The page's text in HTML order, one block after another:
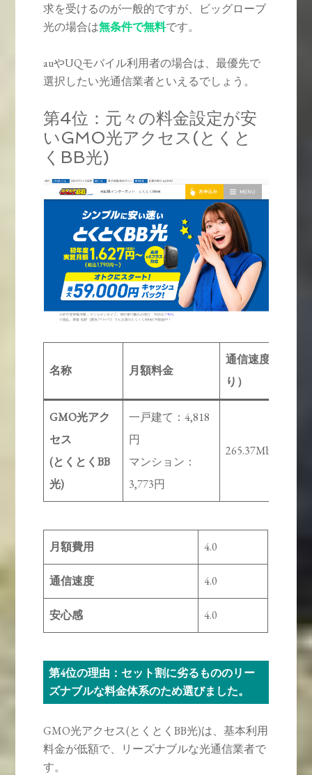
求を受けるのが一般的ですが、ビッグローブ
光の場合は無条件で無料です。
auやUQモバイル利用者の場合は、最優先で
選択したい光通信業者といえるでしょう。
第4位：元々の料金設定が安
いGMO光アクセス(とくと
くBB光)
名称 月額料金
通信速度（下
り）
GMO光アク
セス
(とくとくBB
光)
一戸建て：4,818
円
マンション：
3,773円
265.37Mbps
月額費用 4.0
通信速度 4.0
安心感 4.0
第4位の理由：セット割に劣るもののリー
ズナブルな料金体系のため選びました。
GMO光アクセス(とくとくBB光)は、基本利用
料金が低額で、リーズナブルな光通信業者で
す。